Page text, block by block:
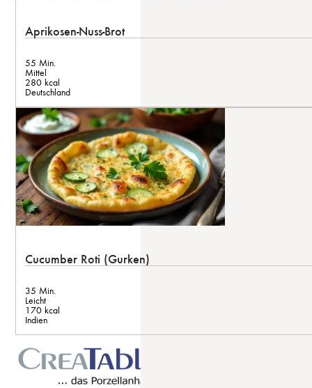
Aprikosen-Nuss-Brot
55 Min.
Mittel
280 kcal
Deutschland
Cucumber Roti (Gurken)
35 Min.
Leicht
170 kcal
Indien